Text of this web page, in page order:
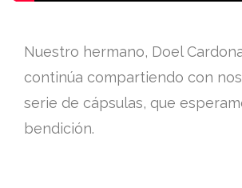
Nuestro hermano, Doel
continúa compartiendo con
serie de cápsulas, que
bendición.